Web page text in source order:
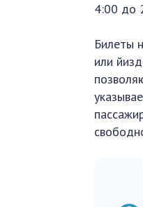
4:00 до
Билеты
или